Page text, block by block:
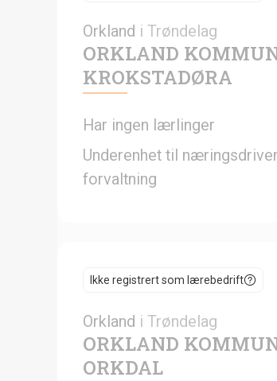
Orkland i Trøndelag
ORKLAND
KROKSTADØRA
Har ingen lærlinger
Underenhet til
forvaltning
Ikke registrert som lærebedrift
Orkland i Trøndelag
ORKLAND
ORKDAL